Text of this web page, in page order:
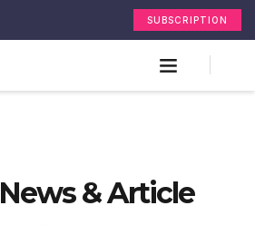
SUBSCRIPTION
& Article